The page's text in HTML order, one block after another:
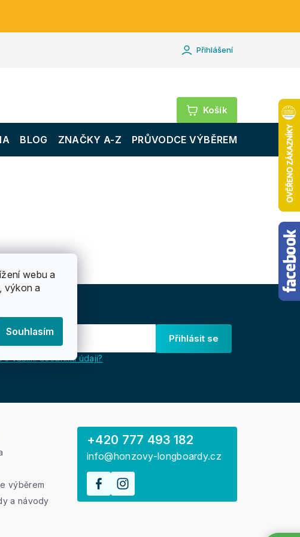
webu a
výkon a
Souhlasím
Přihlášení
Nákupní
košík
BLOG ZNAČKY A-Z PRŮVODCE VÝBĚREM
Přihlásit se
s vašimi osobními údaji?
výběrem
a návody
+420 777 493 182
info@honzovy-longboardy.cz